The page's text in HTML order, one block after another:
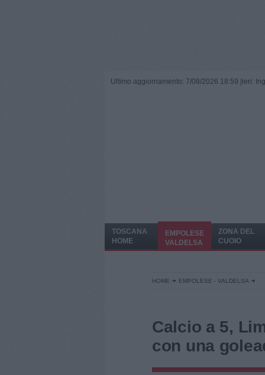
Ultimo aggiornamento: 7/08/2026 18:59 | ieri:
TOSCANA
HOME
EMPOLESE
VALDELSA
ZONA DEL
CUOIO
HOME EMPOLESE - VALDELSA
Calcio a 5,
con una